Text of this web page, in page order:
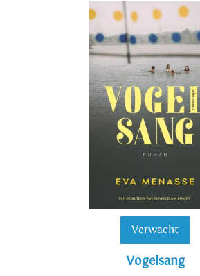
Verwacht
Vogelsang